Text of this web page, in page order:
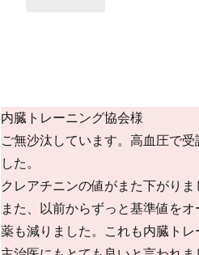
内臓トレーニング協会様
ご無沙汰しています。高血圧で
した。
クレアチニンの値がまた下がりま
また、以前からずっと基準値を
薬も減りました。これも内臓トレ